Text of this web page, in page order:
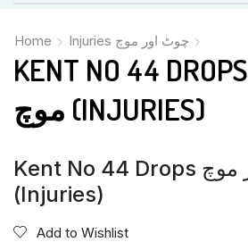
Home Injuries چوٹ اور موچ
KENT NO 44 DROPS چوٹ اور
موچ (INJURIES)
Kent No 44 Drops چوٹ اور موچ
(Injuries)
Add to Wishlist